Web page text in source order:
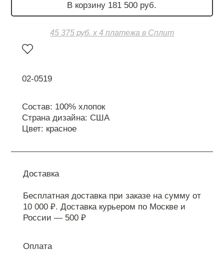
В корзину 181 500 руб.
45 375 руб. х 4 платежа в Сплит
02-0519
Состав: 100% хлопок
Страна дизайна: США
Цвет: красное
Доставка
Бесплатная доставка при заказе на сумму от
10 000 ₽. Доставка курьером по Москве и
России — 500 ₽
Оплата